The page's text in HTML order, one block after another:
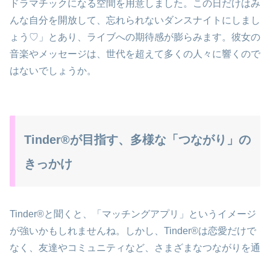
ドラマチックになる空間を用意しました。この日だけはみ
んな自分を開放して、忘れられないダンスナイトにしまし
ょう♡」とあり、ライブへの期待感が膨らみます。彼女の
音楽やメッセージは、世代を超えて多くの人々に響くので
はないでしょうか。
Tinder®が目指す、多様な「つながり」の
きっかけ
Tinder®と聞くと、「マッチングアプリ」というイメージ
が強いかもしれませんね。しかし、Tinder®は恋愛だけで
なく、友達やコミュニティなど、さまざまなつながりを通